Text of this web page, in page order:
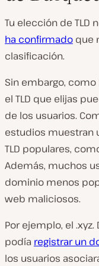
Tu elección de TLD
ha confirmado que
clasificación.
Sin embargo,
el TLD que elijas
de los usuarios.
estudios muestran
TLD populares,
Además, muchos
dominio menos
web maliciosos.
Por ejemplo, el
podía registrar un
los usuarios